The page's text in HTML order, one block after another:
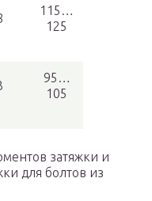
115…
125
95…
105
затяжки и
для болтов из